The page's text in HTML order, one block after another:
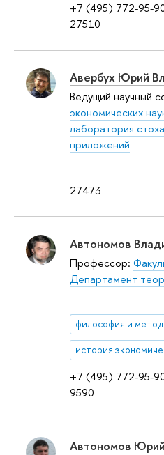
+7 (495) 772-95-
27510
27473
Авербух Юрий
Ведущий научный
экономических
лаборатория
приложений
+7 (495) 772-95-
9590
Автономов
Профессор:
Департамент
Автономов